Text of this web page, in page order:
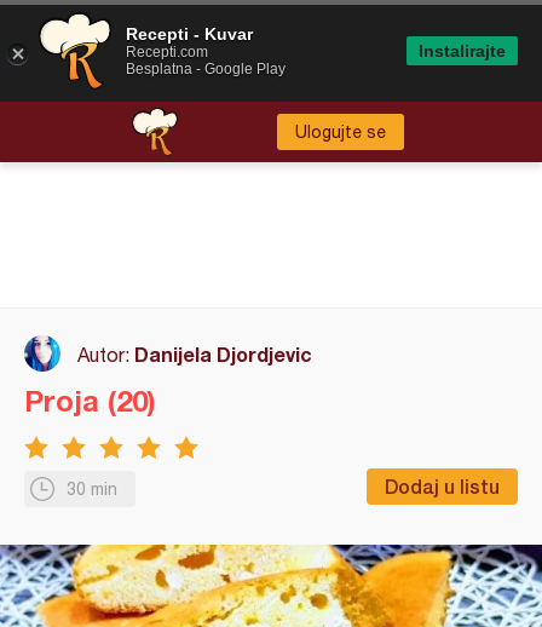
Ulogujte se
Autor: Danijela Djordjevic
30 min Dodaj u listu
Proja (20)
Recepti - Kuvar
Recepti.com
Besplatna - Google Play
Instalirajte